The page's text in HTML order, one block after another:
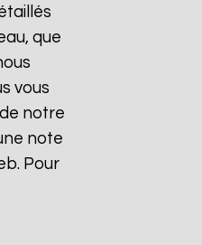
que
vous
notre
note
Pour